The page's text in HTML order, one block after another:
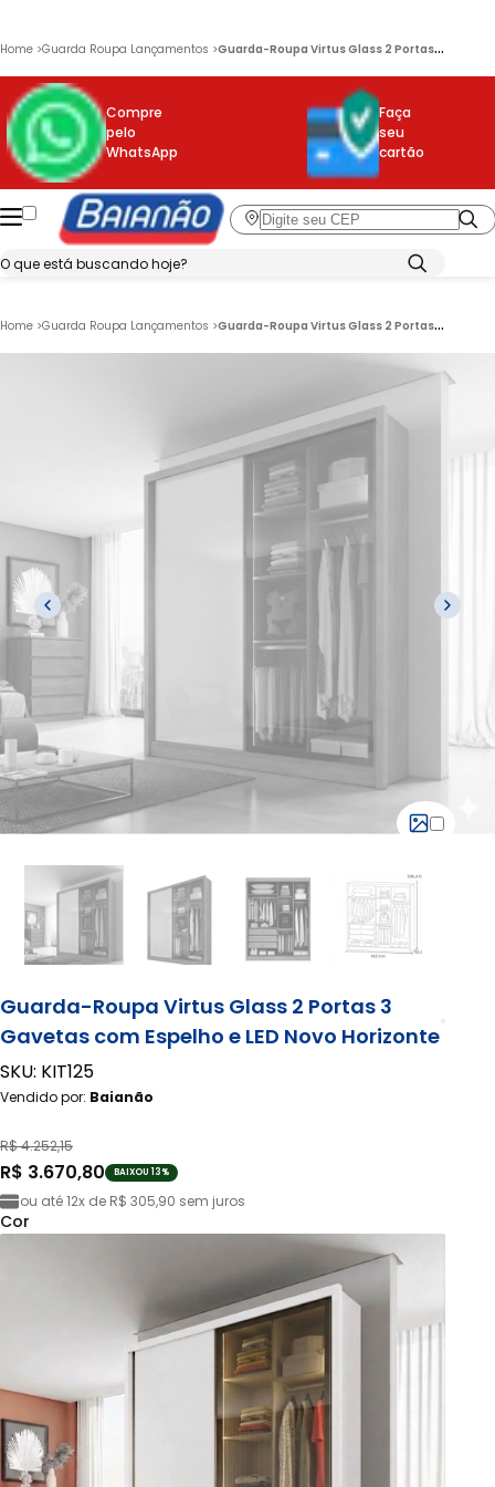
Home >Guarda Roupa Lançamentos > G
uarda-Roupa Virtus Glass 2 Portas 3 Gavetas com Espelho e LED Novo Horizonte
Compre
pelo
WhatsApp
Faça
seu
cartão
Home >Guarda Roupa Lançamentos > G
uarda-Roupa Virtus Glass 2 Portas 3 Gavetas com Espelho e LED Novo Horizonte
Guarda-Roupa Virtus Glass 2 Portas 3
Gavetas com Espelho e LED Novo Horizonte
SKU: KIT125
Vendido por: Baianão
R$ 4.252,15
R$ 3.670,80 BAIXOU 13%
ou até12x de R$ 305,90 sem juros
Cor